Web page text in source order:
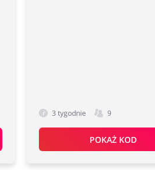
3 tygodnie 9
POKAŻ KOD